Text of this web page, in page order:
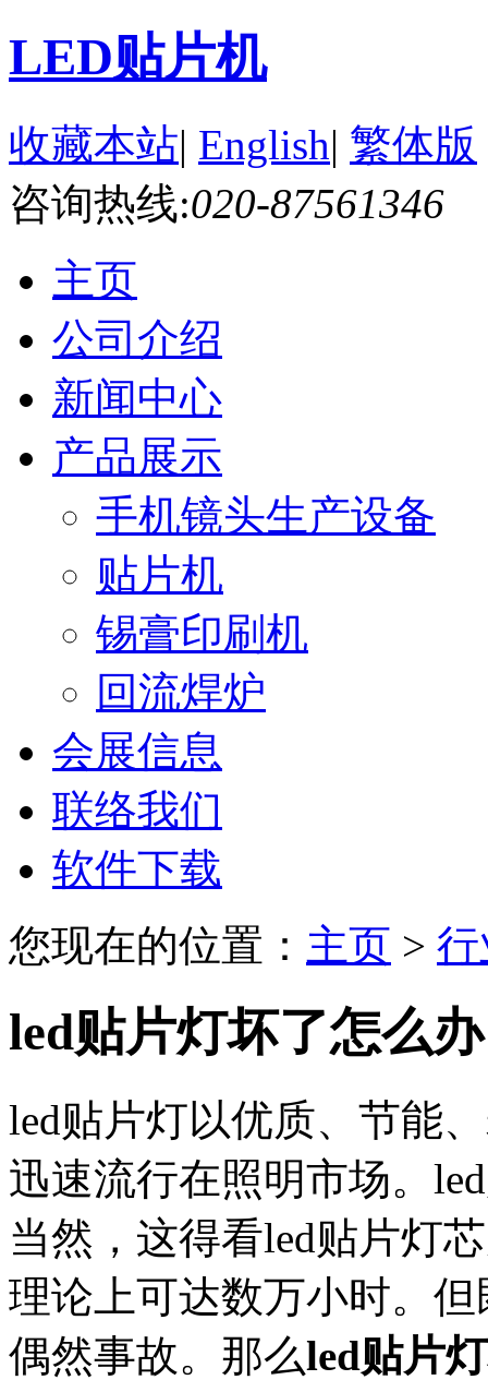
LED贴片机
收藏本站| English| 繁体版
咨询热线:020-87561346
主页
公司介绍
新闻中心
产品展示
手机镜头生产设备
贴片机
锡膏印刷机
回流焊炉
会展信息
联络我们
软件下载
您现在的位置： 主页 >
led贴片灯坏了怎么办
led贴片灯以优质、节能
迅速流行在照明市场。
当然，这得看led贴片灯
理论上可达数万小时。
偶然事故。那么led贴片